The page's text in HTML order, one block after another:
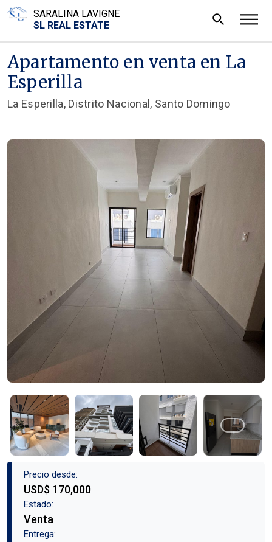
SARALINA LAVIGNE
SL REAL ESTATE
search
Apartamento en venta en La
Esperilla
La Esperilla, Distrito Nacional, Santo Domingo
Precio desde:
USD$ 170,000
Estado:
Venta
Entrega: